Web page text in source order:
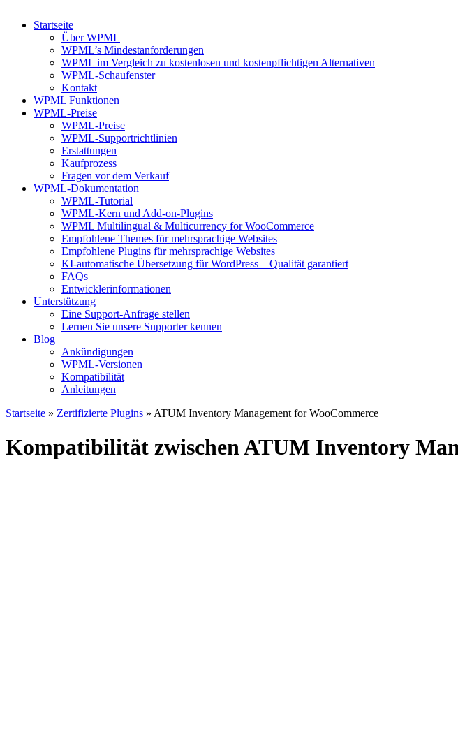
Startseite
Über WPML
WPML’s Mindestanforderungen
WPML im Vergleich zu kostenlosen und kostenpflichtigen Alternativen
WPML-Schaufenster
Kontakt
WPML Funktionen
WPML-Preise
WPML-Preise
WPML-Supportrichtlinien
Erstattungen
Kaufprozess
Fragen vor dem Verkauf
WPML-Dokumentation
WPML-Tutorial
WPML-Kern und Add-on-Plugins
WPML Multilingual & Multicurrency for WooCommerce
Empfohlene Themes für mehrsprachige Websites
Empfohlene Plugins für mehrsprachige Websites
KI-automatische Übersetzung für WordPress – Qualität garantiert
FAQs
Entwicklerinformationen
Unterstützung
Eine Support-Anfrage stellen
Lernen Sie unsere Supporter kennen
Blog
Ankündigungen
WPML-Versionen
Kompatibilität
Anleitungen
Startseite » Zertifizierte Plugins » ATUM Inventory Management for WooCommerce
Kompatibilität zwischen ATUM Inventory